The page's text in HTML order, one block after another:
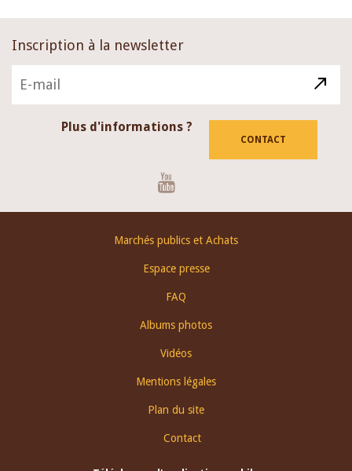
Inscription à la newsletter
Plus d'informations ?
CONTACT
Marchés publics et Achats
Espace presse
FAQ
Albums photos
Vidéos
Mentions légales
Plan du site
Contact